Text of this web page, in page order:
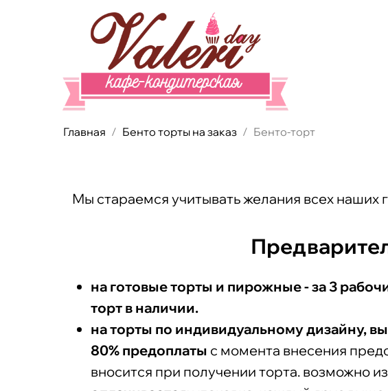
Главная Бенто торты на заказ Бенто-торт
Мы стараемся учитывать желания всех наших
на готовые торты и пирожные - за 3
торт в наличии.
на торты по индивидуальному дизайну,
80% предоплаты с момента внесения
вносится при получении торта. возможно